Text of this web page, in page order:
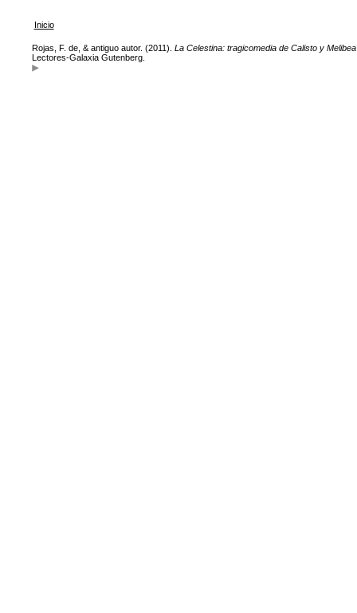
Inicio
Rojas, F. de, & antiguo autor. (2011). La Celestina: tragicomedia de Calisto y Melibea
Lectores-Galaxia Gutenberg.